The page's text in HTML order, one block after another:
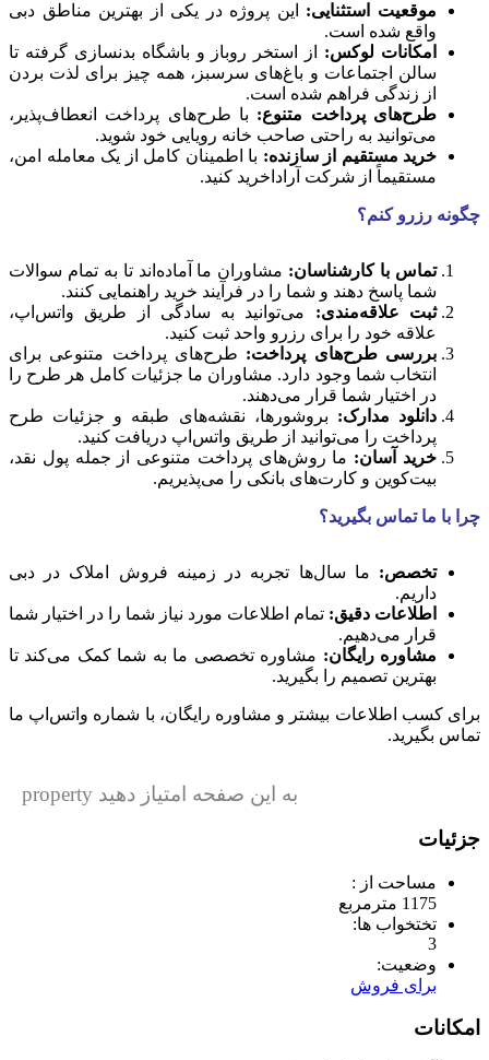
موقعیت استثنایی: این پروژه در یکی از بهترین مناطق دبی
واقع شده است.
امکانات لوکس: از استخر روباز و باشگاه بدنسازی گرفته تا
سالن اجتماعات و باغ‌های سرسبز، همه چیز برای لذت بردن
از زندگی فراهم شده است.
طرح‌های پرداخت متنوع: با طرح‌های پرداخت انعطاف‌پذیر،
می‌توانید به راحتی صاحب خانه رویایی خود شوید.
خرید مستقیم از سازنده: با اطمینان کامل از یک معامله امن،
مستقیماً از شرکت آراداخرید کنید.
چگونه رزرو کنم؟
تماس با کارشناسان: مشاوران ما آماده‌اند تا به تمام سوالات
شما پاسخ دهند و شما را در فرآیند خرید راهنمایی کنند.
ثبت علاقه‌مندی: می‌توانید به سادگی از طریق واتس‌اپ،
علاقه خود را برای رزرو واحد ثبت کنید.
بررسی طرح‌های پرداخت: طرح‌های پرداخت متنوعی برای
انتخاب شما وجود دارد. مشاوران ما جزئیات کامل هر طرح را
در اختیار شما قرار می‌دهند.
دانلود مدارک: بروشورها، نقشه‌های طبقه و جزئیات طرح
پرداخت را می‌توانید از طریق واتس‌اپ دریافت کنید.
خرید آسان: ما روش‌های پرداخت متنوعی از جمله پول نقد،
بیت‌کوین و کارت‌های بانکی را می‌پذیریم.
چرا با ما تماس بگیرید؟
تخصص: ما سال‌ها تجربه در زمینه فروش املاک در دبی
داریم.
اطلاعات دقیق: تمام اطلاعات مورد نیاز شما را در اختیار شما
قرار می‌دهیم.
مشاوره رایگان: مشاوره تخصصی ما به شما کمک می‌کند تا
بهترین تصمیم را بگیرید.
برای کسب اطلاعات بیشتر و مشاوره رایگان، با شماره واتس‌اپ ما
تماس بگیرید.
به این صفحه امتیاز دهید property
جزئیات
مساحت از :
1175 مترمربع
تختخواب ها:
3
وضعیت:
برای فروش
امکانات